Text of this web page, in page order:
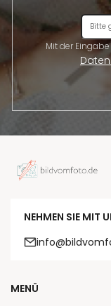
NEHMEN SIE MIT
MENÜ